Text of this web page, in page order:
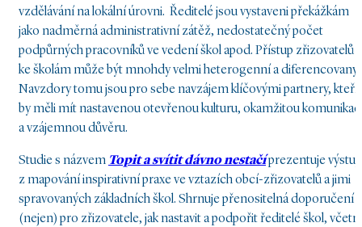
vzdělávání na lokální úrovni. Ředitelé jsou vystaveni překážkám
jako nadměrná administrativní zátěž, nedostatečný počet
podpůrných pracovníků ve vedení škol apod. Přístup zřizovatelů
ke školám může být mnohdy velmi heterogenní a diferencovaný.
Navzdory tomu jsou pro sebe navzájem klíčovými partnery, kteří
by měli mít nastavenou otevřenou kulturu, okamžitou komunikaci
a vzájemnou důvěru.
Studie s názvem Topit a svítit dávno nestačíprezentuje
z mapování inspirativní praxe ve vztazích obcí-zřizovatelů a jimi
spravovaných základních škol. Shrnuje přenositelná doporučení
(nejen) pro zřizovatele, jak nastavit a podpořit ředitelé škol,